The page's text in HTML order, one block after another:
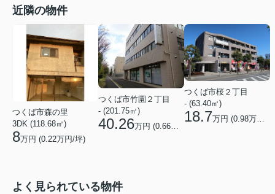
近隣の物件
つくば市森の里
3DK (118.68㎡)
8万円 (0.22万円/坪)
つくば市竹園２丁目
- (201.75㎡)
40.26万円 (0.66万円/坪)
つくば市桜２丁目
- (63.40㎡)
18.7万円 (0.98万円/坪)
よく見られている物件